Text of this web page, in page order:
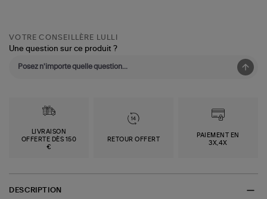
VOTRE CONSEILLÈRE LULLI
Une question sur ce produit ?
LIVRAISON
OFFERTE DÈS 150
€
RETOUR OFFERT
PAIEMENT EN
3X,4X
DESCRIPTION